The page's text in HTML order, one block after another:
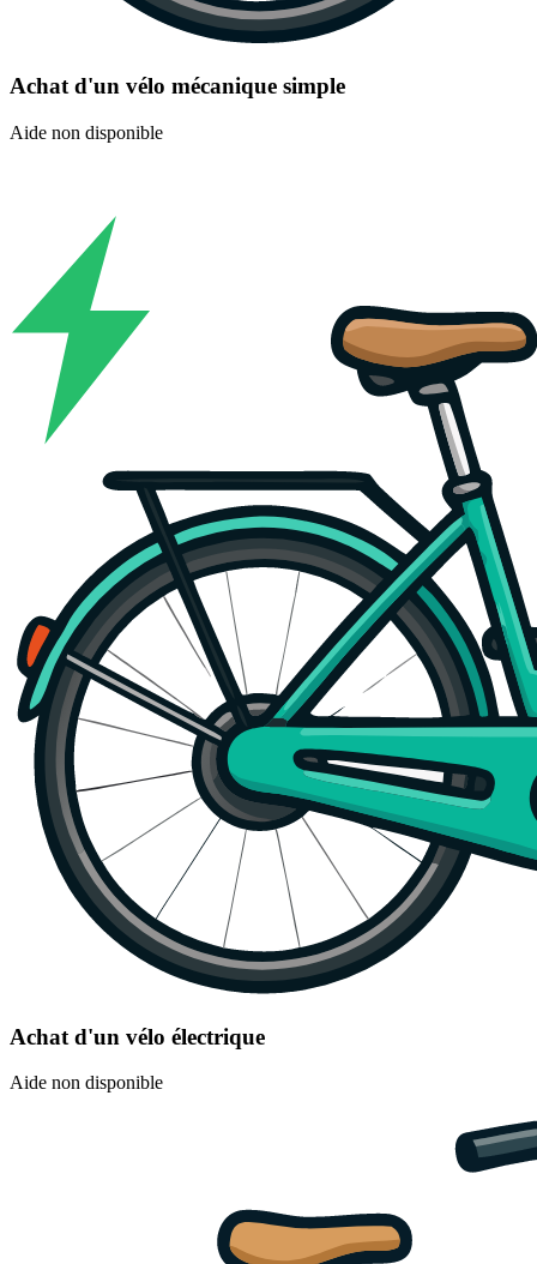
Achat d'un vélo mécanique simple
Aide non disponible
Achat d'un vélo électrique
Aide non disponible